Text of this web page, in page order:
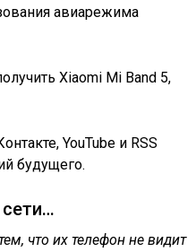
авиарежима
Xiaomi Mi Band 5,
YouTube и RSS
будущего.
что их телефон не видит